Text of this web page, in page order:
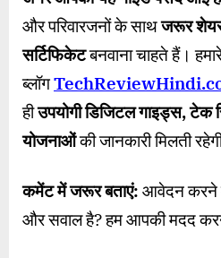
और परिवारजनों के साथजरूर
सर्टिफिकेटबनवाना चाहते हैं।
ब्लॉग
हीउपयोगी डिजिटल गाइड्स,टेक
योजनाओंकी जानकारी मिलती
कमेंट में जरूर बताएं: आवेदन करने
और सवाल है? हम आपकी मदद